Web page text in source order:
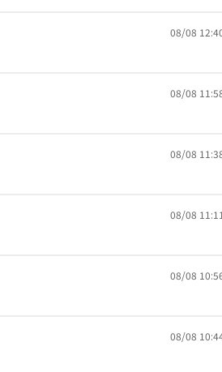
08/08
08/08
08/08
08/08 11:11
08/08
08/08